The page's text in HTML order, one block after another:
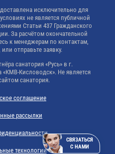
технологии
исключительно для
не является публичной
Статьи 437 Гражданского
За расчётом окончательной
к менеджерам по контактам,
отправьте заявку.
санатория «Русь» в г.
«КМВ-Кисловодск». Не является
санатория.
соглашение
рассылки
СВЯЗАТЬСЯ
С НАМИ